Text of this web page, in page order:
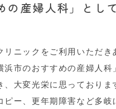
の産婦人科」とし
ニックをご利用いただき
浜市のおすすめの産婦人科
、大変光栄に思っており
ピー、更年期障害など多